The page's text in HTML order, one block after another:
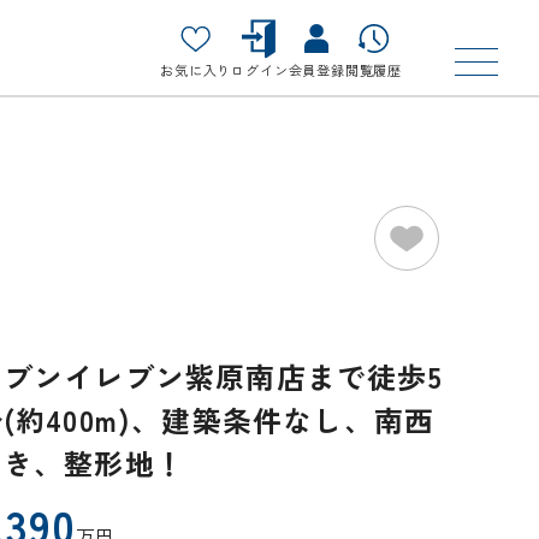
お気に入り ログイン会員登録閲覧履歴
ンイレブン紫原南店まで徒歩5
約400m)、建築条件なし、南西
、整形地！